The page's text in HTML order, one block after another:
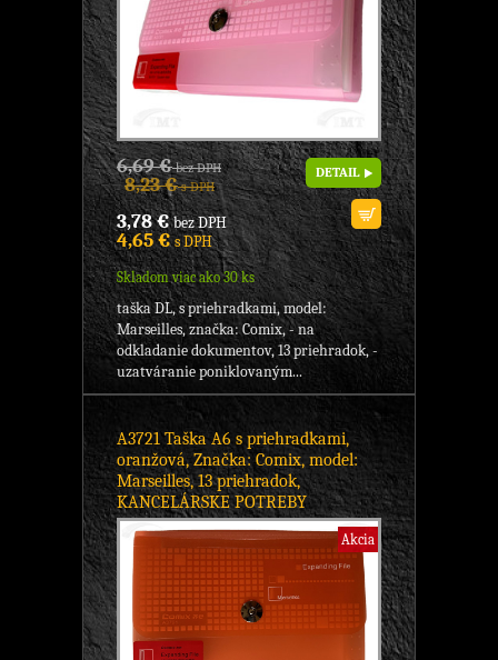
6,69 €bez DPH
8,23 €s DPH
3,78 €bez DPH
4,65 €s DPH
Skladom viac ako 30 ks
DETAIL
taška DL, s priehradkami, model:
Marseilles, značka: Comix, - na
odkladanie dokumentov, 13 priehradok, -
uzatváranie poniklovaným...
A3721 Taška A6 s priehradkami,
oranžová, Značka: Comix, model:
Marseilles, 13 priehradok,
KANCELÁRSKE POTREBY
Akcia